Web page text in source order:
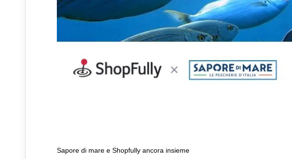
Sapore di mare e Shopfully ancora insieme